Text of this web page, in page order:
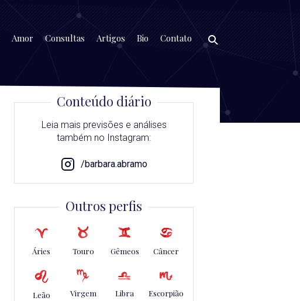
Amor Consultas Artigos Bio Contato
Conteúdo diário
Leia mais previsões e análises
também no Instagram:
/barbara.abramo
Outros perfis
Áries Touro Gêmeos Câncer
Leão Virgem Libra Escorpião